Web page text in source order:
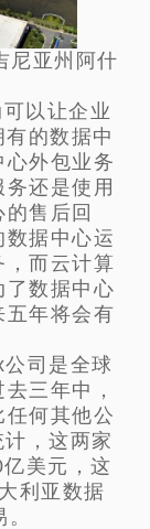
尼亚州阿什
以让企业
的数据中
外包业务
务还是使用
售后回
据中心运
，而云计算
了数据中心
五年将会有
司是全球
三年中，
何其他公
，这两家
美元，这
利亚数据